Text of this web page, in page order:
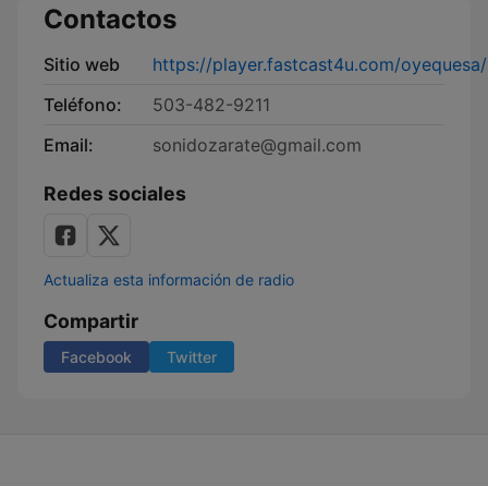
Contactos
Sitio web
https://player.fastcast4u.com/oyequesa/
Teléfono:
503-482-9211
Email:
sonidozarate@gmail.com
Redes sociales
Actualiza esta información de radio
Compartir
Facebook Twitter